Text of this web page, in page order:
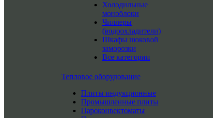
Холодильные
моноблоки
Чиллеры
(водоохладители)
Шкафы шоковой
заморозки
Все категории
Тепловое оборудование
Плиты индукционные
Промышленные плиты
Пароконвектоматы